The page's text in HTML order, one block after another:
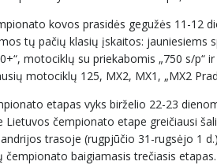
kovos prasidės gegužės 11-12
tų pačių klasių įskaitos: jauniesiems
motociklų su priekabomis „750 s/p“
motociklų 125, MX2, MX1, „MX2
etapas vyks birželio 22-23
Lietuvos čempionato etape greičiausi
trasoje (rugpjūčio 31-rugsėjo 1
čempionato baigiamasis trečiasis etapas.